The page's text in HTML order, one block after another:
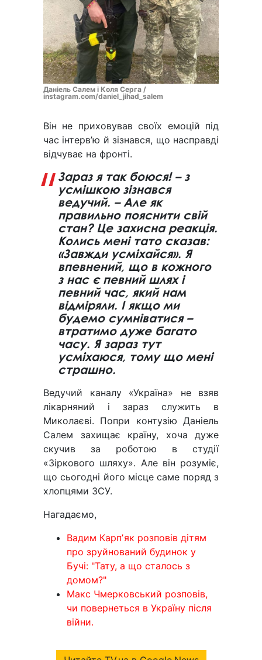
Даніель Салем і Коля Серга /
instagram.com/daniel_jihad_salem
Він не приховував своїх емоцій під
час інтерв’ю й зізнався, що насправді
відчуває на фронті.
Зараз я так боюся! – з
усмішкою зізнався
ведучий. – Але як
правильно пояснити свій
стан? Це захисна реакція.
Колись мені тато сказав:
«Завжди усміхайся». Я
впевнений, що в кожного
з нас є певний шлях і
певний час, який нам
відміряли. І якщо ми
будемо сумніватися –
втратимо дуже багато
часу. Я зараз тут
усміхаюся, тому що мені
страшно.
Ведучий каналу «Україна» не взяв
лікарняний і зараз служить в
Миколаєві. Попри контузію Даніель
Салем захищає країну, хоча дуже
скучив за роботою в студії
«Зіркового шляху». Але він розуміє,
що сьогодні його місце саме поряд з
хлопцями ЗСУ.
Нагадаємо,
Вадим Карпʼяк розповів дітям
про зруйнований будинок у
Бучі: "Тату, а що сталось з
домом?"
Макс Чмерковський розповів,
чи повернеться в Україну після
війни.